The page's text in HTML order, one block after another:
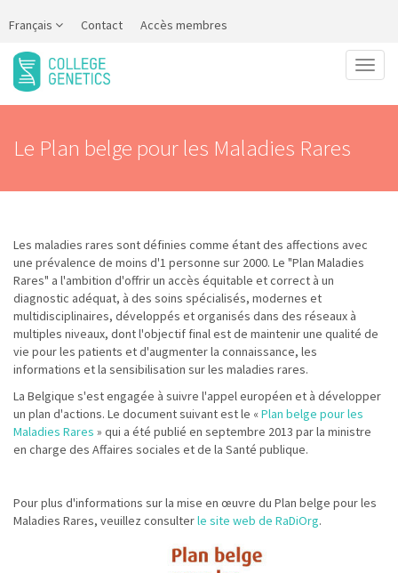
Français Contact Accès membres
Le Plan belge pour les Maladies Rares
Les maladies rares sont définies comme étant des affections avec
une prévalence de moins d'1 personne sur 2000. Le "Plan Maladies
Rares" a l'ambition d'offrir un accès équitable et correct à un
diagnostic adéquat, à des soins spécialisés, modernes et
multidisciplinaires, développés et organisés dans des réseaux à
multiples niveaux, dont l'objectif final est de maintenir une qualité de
vie pour les patients et d'augmenter la connaissance, les
informations et la sensibilisation sur les maladies rares.
La Belgique s'est engagée à suivre l'appel européen et à développer
un plan d'actions. Le document suivant est le «Plan belge pour les
Maladies Rares » qui a été publié en septembre 2013 par la ministre
en charge des Affaires sociales et de la Santé publique.
Pour plus d'informations sur la mise en œuvre du Plan belge pour les
Maladies Rares, veuillez consulterle site web de RaDiOrg.